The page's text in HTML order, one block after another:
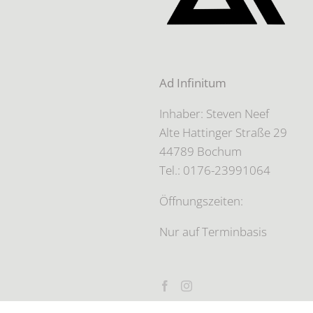
Ad Infinitum
Inhaber: Steven Neef
Alte Hattinger Straße 29
44789 Bochum
Tel.: 0176-23991064
Öffnungszeiten:
Nur auf Terminbasis